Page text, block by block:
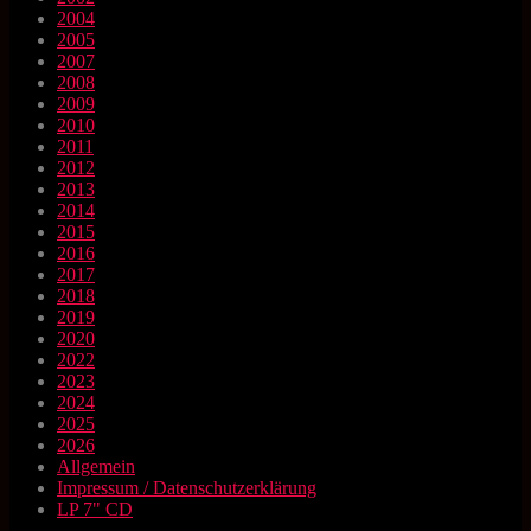
2004
2005
2007
2008
2009
2010
2011
2012
2013
2014
2015
2016
2017
2018
2019
2020
2022
2023
2024
2025
2026
Allgemein
Impressum / Datenschutzerklärung
LP 7" CD